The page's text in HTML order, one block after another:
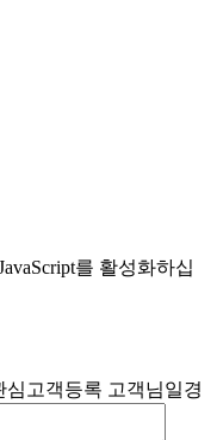
를 활성화하십
심고객등록 고객님일경